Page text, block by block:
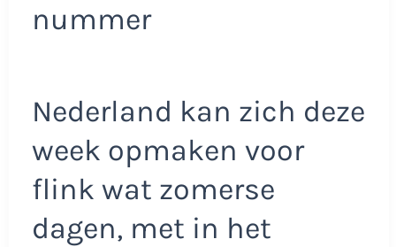
nummer
Nederland kan zich deze
week opmaken voor
flink wat zomerse
dagen, met in het